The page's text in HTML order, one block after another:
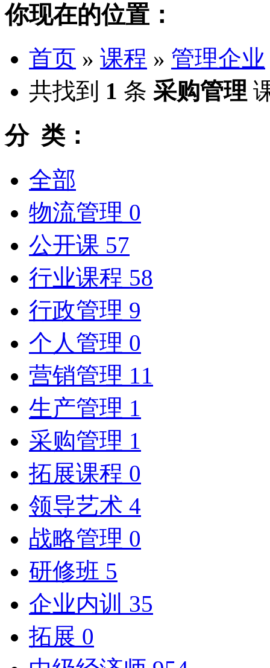
你现在的位置：
首页 » 课程 » 管理企业
共找到 1 条 采购管理
分 类：
全部
物流管理 0
公开课 57
行业课程 58
行政管理 9
个人管理 0
营销管理 11
生产管理 1
采购管理 1
拓展课程 0
领导艺术 4
战略管理 0
研修班 5
企业内训 35
拓展 0